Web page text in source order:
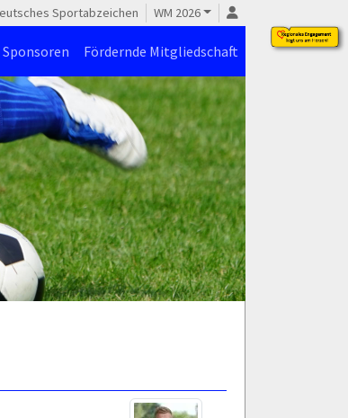
Sportabzeichen WM 2026
Sponsoren Fördernde Mitgliedschaft